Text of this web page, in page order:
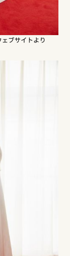
ェブサイトより